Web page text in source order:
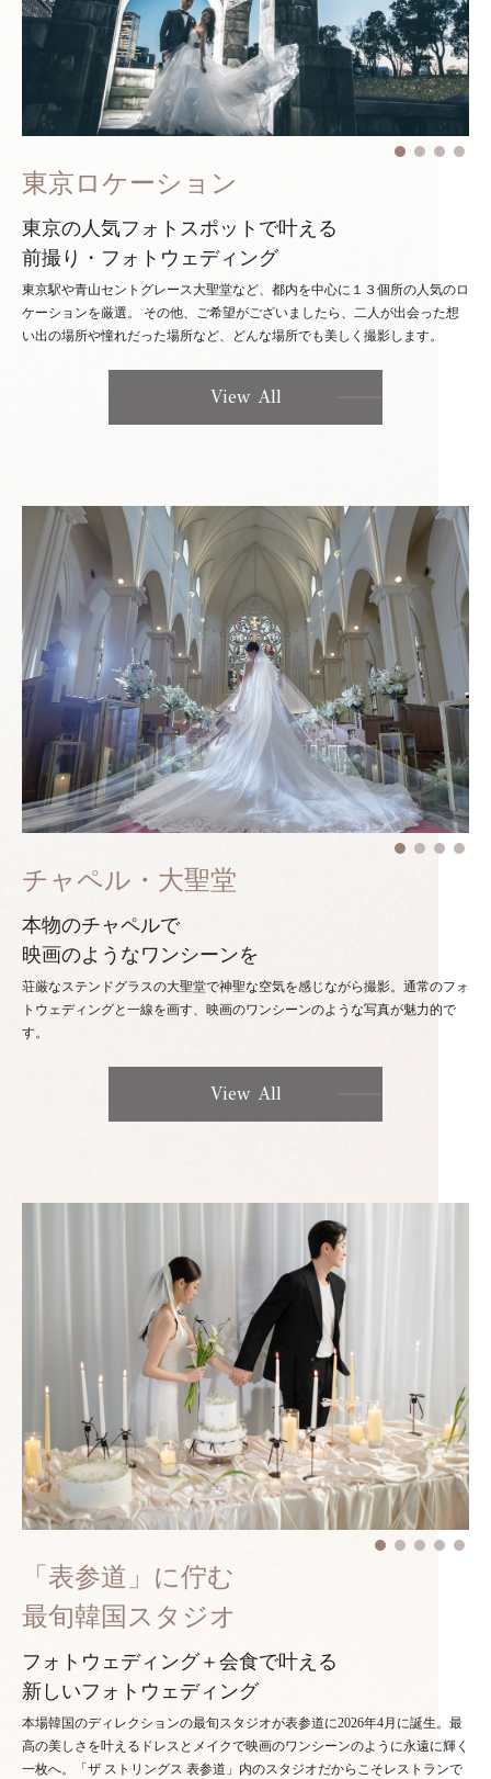
東京ロケーション
東京の人気フォトスポットで叶える
前撮り・フォトウェディング
東京駅や青山セントグレース大聖堂など、都内を中心に１３個所の人気のロ
ケーションを厳選。 その他、ご希望がございましたら、二人が出会った想
い出の場所や憧れだった場所など、どんな場所でも美しく撮影します。
View All
チャペル・大聖堂
本物のチャペルで
映画のようなワンシーンを
荘厳なステンドグラスの大聖堂で神聖な空気を感じながら撮影。通常のフォ
トウェディングと一線を画す、映画のワンシーンのような写真が魅力的で
す。
View All
「表参道」に佇む
最旬韓国スタジオ
フォトウェディング＋会食で叶える
新しいフォトウェディング
本場韓国のディレクションの最旬スタジオが表参道に2026年4月に誕生。最
高の美しさを叶えるドレスとメイクで映画のワンシーンのように永遠に輝く
一枚へ。「ザ ストリングス 表参道」内のスタジオだからこそレストランで